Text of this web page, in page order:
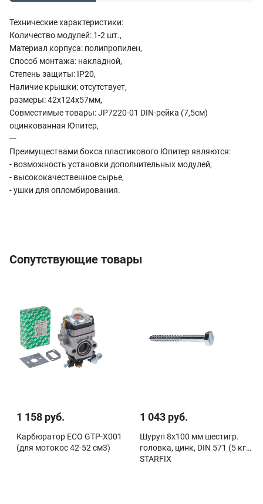
Технические характеристики:
Количество модулей: 1-2 шт.,
Материал корпуса: полипропилен,
Способ монтажа: накладной,
Степень защиты: IP20,
Наличие крышки: отсутствует,
размеры: 42х124х57мм,
Совместимые товары: JP7220-01 DIN-рейка (7,5см)
оцинкованная Юпитер,
---
Преимуществами бокса пластикового Юпитер являются:
- возможность установки дополнительных модулей,
- высококачественное сырье,
- ушки для опломбирования.
Сопутствующие товары
1 158 руб.
Карбюратор ECO GTP-X001
(для мотокос 42-52 см3)
1 043 руб.
Шуруп 8х100 мм шестигр.
головка, цинк, DIN 571 (5 кг)
STARFIX